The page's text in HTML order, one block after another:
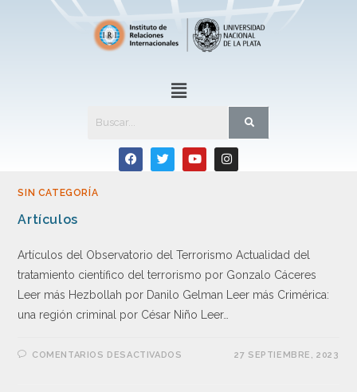
SIN CATEGORÍA
Artículos
Artículos del Observatorio del Terrorismo Actualidad del
tratamiento científico del terrorismo por Gonzalo Cáceres
Leer más Hezbollah por Danilo Gelman Leer más Crimérica:
una región criminal por César Niño Leer…
COMENTARIOS DESACTIVADOS 27 SEPTIEMBRE, 2023